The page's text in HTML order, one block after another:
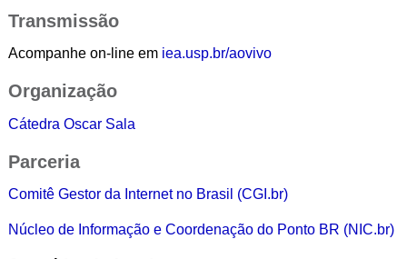
Transmissão
Acompanhe on-line em iea.usp.br/aovivo
Organização
Cátedra Oscar Sala
Parceria
Comitê Gestor da Internet no Brasil (CGI.br)
Núcleo de Informação e Coordenação do Ponto BR (NIC.br)